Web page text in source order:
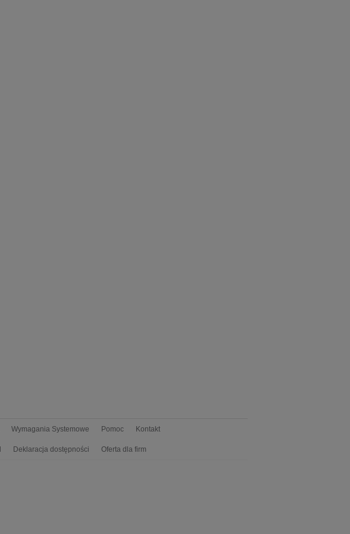
Wymagania Systemowe Pomoc Kontakt
Deklaracja dostępności Oferta dla firm